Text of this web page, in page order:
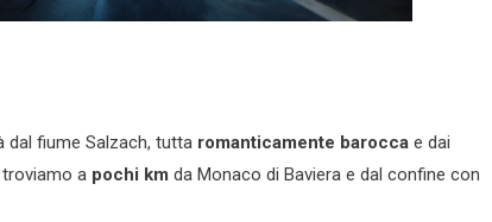
dal fiume Salzach, tutta romanticamente barocca e dai
a pochi km da Monaco di Baviera e dal confine con